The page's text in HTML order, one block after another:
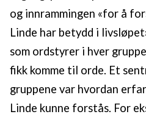
og innrammingen «for å
Linde har betydd i
som ordstyrer i hver
fikk komme til orde. Et
gruppene var hvordan
Linde kunne forstås. For